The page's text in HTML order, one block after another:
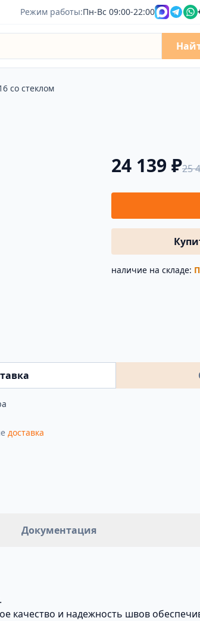
Режим работы:Пн-Вс 09:00-22:00
со стеклом
24 139 ₽25
наличие на складе:
доставка
Документация
.
и надежность швов